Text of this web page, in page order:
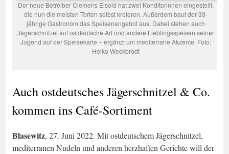
Der neue Betreiber Clemens Eisold hat zwei Konditorinnen eingestellt,
die nun die meisten Torten selbst kreieren. Außerdem baut der 33-
jährige Gastronom das Speisenangebot aus. Dabei stehen auch
Jägerschnitzel auf ostdeutsche Art und andere Lieblingsspeisen seiner
Jugend auf der Speisekarte – ergänzt um mediterrane Akzente. Foto:
Heiko Weckbrodt
Auch ostdeutsches Jägerschnitzel & Co.
kommen ins Café-Sortiment
Blasewitz, 27. Juni 2022. Mit ostdeutschem Jägerschnitzel,
mediterranen Nudeln und anderen herzhaften Gerichte will der